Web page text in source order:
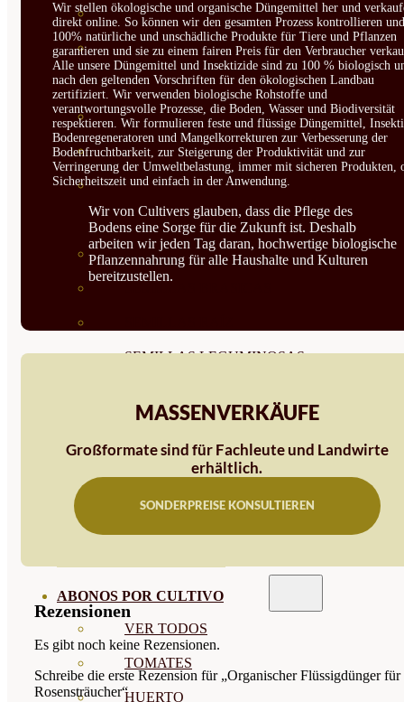
HORTALIZA FRUTO
SEMILLAS HORTALIZA DE
HOJA
SEMILLAS AROMÁTICAS
SEMILLAS FLORES
SEMILLAS FLORES
COMESTIBLES
SEMILLAS TRADICIONALES
SEMILLAS LEGUMINOSAS
CUBIERTAS VEGETALES
TIRAS DE SEMILLAS
ABONOS POR CULTIVO
VER TODOS
TOMATES
HUERTO
Wir stellen ökologische und organische Düngemittel her und
direkt online. So können wir den gesamten Prozess kontrollieren und
100% natürliche und unschädliche Produkte für Tiere und Pflanzen
garantieren und sie zu einem fairen Preis für den Verbraucher
Alle unsere Düngemittel und Insektizide sind zu 100 % biologisch
nach den geltenden Vorschriften für den ökologischen Landbau
zertifiziert. Wir verwenden biologische Rohstoffe und
verantwortungsvolle Prozesse, die Boden, Wasser und Biodiversität
respektieren. Wir formulieren feste und flüssige Düngemittel,
Bodenregeneratoren und Mangelkorrekturen zur Verbesserung der
Bodenfruchtbarkeit, zur Steigerung der Produktivität und zur
Verringerung der Umweltbelastung, immer mit sicheren Produkten,
Sicherheitszeit und einfach in der Anwendung.
Wir von Cultivers glauben, dass die Pflege des
Bodens eine Sorge für die Zukunft ist. Deshalb
arbeiten wir jeden Tag daran, hochwertige biologische
Pflanzennahrung für alle Haushalte und Kulturen
bereitzustellen.
MASSENVERKÄUFE
Großformate sind für Fachleute und Landwirte
erhältlich.
SONDERPREISE KONSULTIEREN
Rezensionen
Es gibt noch keine Rezensionen.
Schreibe die erste Rezension für „Organischer Flüssigdünger für
Rosensträucher“